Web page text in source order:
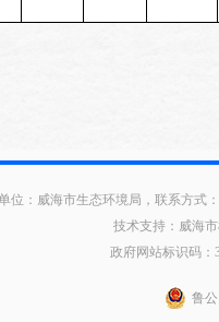
位：威海市生态环境局，联系方式
技术支持：威海
政府网站标识码：
鲁公